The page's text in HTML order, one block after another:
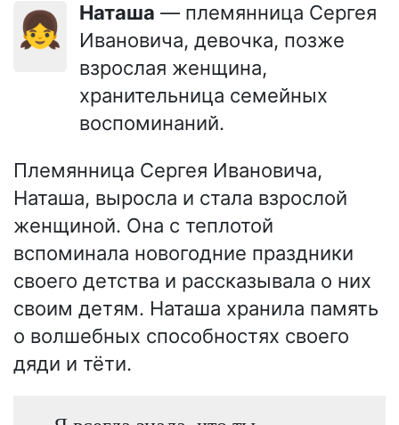
👧 Наташа — племянница Сергея
Ивановича, девочка, позже
взрослая женщина,
хранительница семейных
воспоминаний.
Племянница Сергея Ивановича,
Наташа, выросла и стала взрослой
женщиной. Она с теплотой
вспоминала новогодние праздники
своего детства и рассказывала о них
своим детям. Наташа хранила память
о волшебных способностях своего
дяди и тёти.